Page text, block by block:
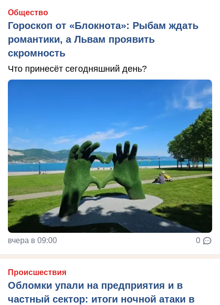
Общество
Гороскоп от «Блокнота»: Рыбам ждать
романтики, а Львам проявить
скромность
Что принесёт сегодняшний день?
вчера в 09:00 0
Происшествия
Обломки упали на предприятия и в
частный сектор: итоги ночной атаки в